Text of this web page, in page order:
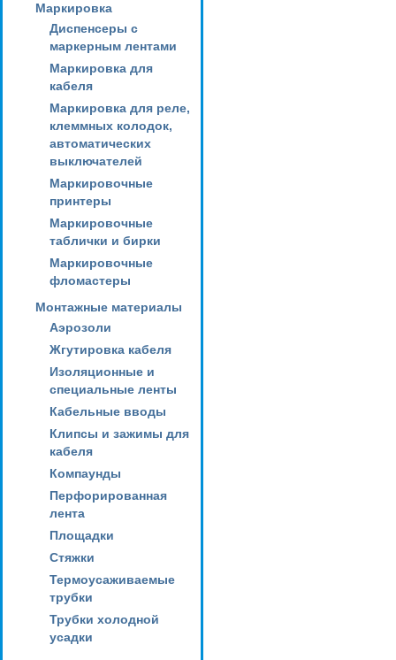
Маркировка
Диспенсеры с
маркерным лентами
Маркировка для
кабеля
Маркировка для реле,
клеммных колодок,
автоматических
выключателей
Маркировочные
принтеры
Маркировочные
таблички и бирки
Маркировочные
фломастеры
Монтажные материалы
Аэрозоли
Жгутировка кабеля
Изоляционные и
специальные ленты
Кабельные вводы
Клипсы и зажимы для
кабеля
Компаунды
Перфорированная
лента
Площадки
Стяжки
Термоусаживаемые
трубки
Трубки холодной
усадки